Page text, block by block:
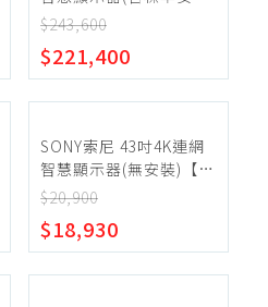
【Y-98XR50】
$243,600
$221,400
SONY索尼 43吋4K連網
智慧顯示器(無安裝)【Y-
43S20M2】
$20,900
$18,930